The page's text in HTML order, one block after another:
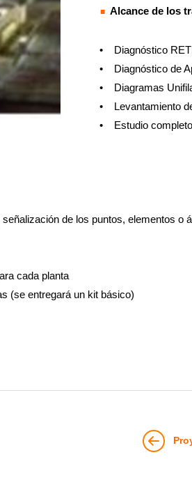
Alcance de los
• Diagnóstico
• Diagnóstico de
• Diagramas
• Levantamiento
• Estudio completo
de los puntos, elementos o
cada planta
(se entregará un kit básico)